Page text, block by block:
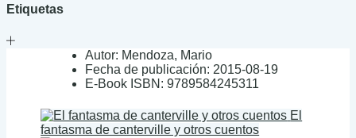
Etiquetas
Autor: Mendoza, Mario
Fecha de publicación: 2015-08-19
E-Book ISBN: 9789584245311
El
fantasma de canterville y otros cuentos